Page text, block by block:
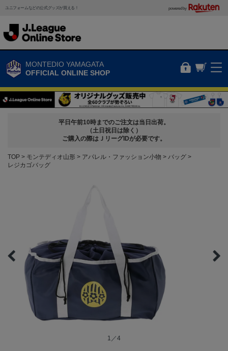
ユニフォームなどの公式グッズが買える！ powered by
MONTEDIO YAMAGATA
OFFICIAL ONLINE SHOP
平日午前10時までのご注文は当日出荷。
（土日祝日は除く）
ご購入の際はＪリーグIDが必要です。
TOP モンテディオ山形 アパレル・ファッション小物
バッグ
レジカゴバッグ
1／4